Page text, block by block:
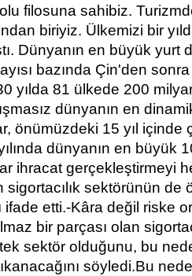
filosuna sahibiz.
biriyiz. Ülkemizi bir
Dünyanın en büyük yurt
bazında Çin'den sonra
yılda 81 ülkede 200
dünyanın en
önümüzdeki 15 yıl içinde
dünyanın en büyük
ihracat gerçekleştirmeyi
sigortacılık sektörünün
ifade etti.-Kâra değil riske
bir parçası olan
sektör olduğunu, bu
söyledi.Bu